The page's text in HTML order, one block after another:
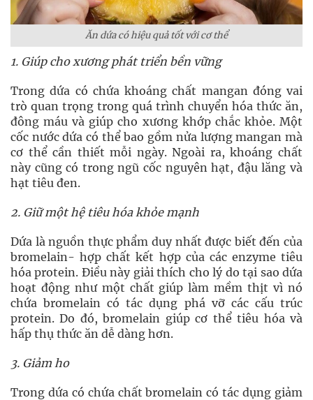
Ăn dứa có hiệu quả tốt với cơ thể
1. Giúp cho xương phát triển bền vững
Trong dứa có chứa khoáng chất mangan đóng vai
trò quan trọng trong quá trình chuyển hóa thức ăn,
đông máu và giúp cho xương khớp chắc khỏe. Một
cốc nước dứa có thể bao gồm nửa lượng mangan mà
cơ thể cần thiết mỗi ngày. Ngoài ra, khoáng chất
này cũng có trong ngũ cốc nguyên hạt, đậu lăng và
hạt tiêu đen.
2. Giữ một hệ tiêu hóa khỏe mạnh
Dứa là nguồn thực phẩm duy nhất được biết đến của
bromelain- hợp chất kết hợp của các enzyme tiêu
hóa protein. Điều này giải thích cho lý do tại sao dứa
hoạt động như một chất giúp làm mềm thịt vì nó
chứa bromelain có tác dụng phá vỡ các cấu trúc
protein. Do đó, bromelain giúp cơ thể tiêu hóa và
hấp thụ thức ăn dễ dàng hơn.
3. Giảm ho
Trong dứa có chứa chất bromelain có tác dụng giảm